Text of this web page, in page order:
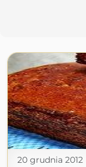
20 grudnia 2012